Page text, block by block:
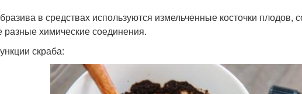
блеска Кофейный скраб
в средствах используются измельченные косточки плодов,
разные химические соединения.
скраба: